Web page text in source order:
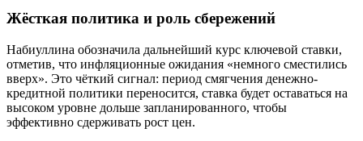
Жёсткая политика и роль сбережений
Набиуллина обозначила дальнейший курс ключевой ставки,
отметив, что инфляционные ожидания «немного сместились
вверх». Это чёткий сигнал: период смягчения денежно-
кредитной политики переносится, ставка будет оставаться на
высоком уровне дольше запланированного, чтобы
эффективно сдерживать рост цен.